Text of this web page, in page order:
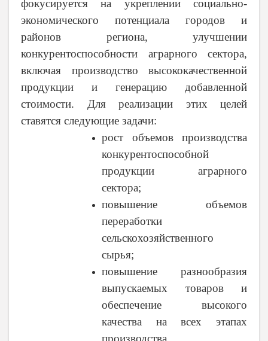
фокусируется на укреплении социально-
экономического потенциала городов и
районов региона, улучшении
конкурентоспособности аграрного сектора,
включая производство высококачественной
продукции и генерацию добавленной
стоимости. Для реализации этих целей
ставятся следующие задачи:
рост объемов производства
конкурентоспособной
продукции аграрного
сектора;
повышение объемов
переработки
сельскохозяйственного
сырья;
повышение разнообразия
выпускаемых товаров и
обеспечение высокого
качества на всех этапах
производства.